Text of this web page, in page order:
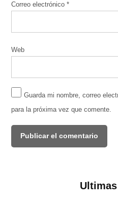
Correo electrónico*
Web
Guarda mi nombre, correo
para la próxima vez que comente.